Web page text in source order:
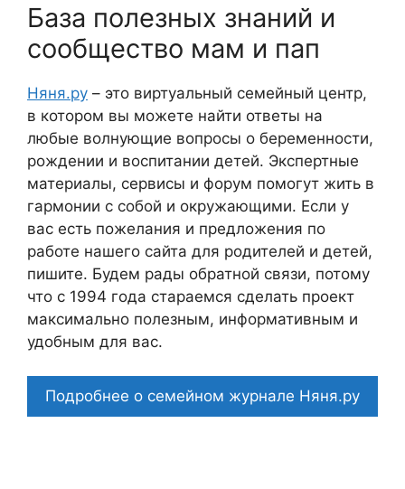
База полезных знаний и
сообщество мам и пап
Няня.ру – это виртуальный семейный центр,
в котором вы можете найти ответы на
любые волнующие вопросы о беременности,
рождении и воспитании детей. Экспертные
материалы, сервисы и форум помогут жить в
гармонии с собой и окружающими. Если у
вас есть пожелания и предложения по
работе нашего сайта для родителей и детей,
пишите. Будем рады обратной связи, потому
что c 1994 года стараемся сделать проект
максимально полезным, информативным и
удобным для вас.
Подробнее о семейном журнале Няня.ру